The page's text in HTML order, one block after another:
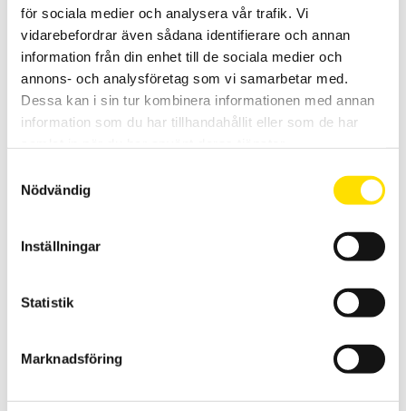
för sociala medier och analysera vår trafik. Vi
vidarebefordrar även sådana identifierare och annan
information från din enhet till de sociala medier och
annons- och analysföretag som vi samarbetar med.
Dessa kan i sin tur kombinera informationen med annan
information som du har tillhandahållit eller som de har
Nödvändig
Inställningar
Statistik
Marknadsföring
Batteri till CA6505, 6545, 6547, 6549 & CA6462,
6470,6471,6472
Originalbatteri för Chauvin-Arnoux 5 kV isolationsprovare och
Tillbehör till mätinstrument, mjuka väskor